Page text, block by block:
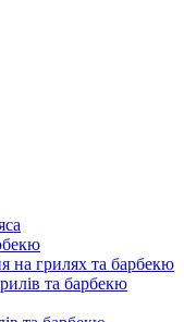
на грилях та барбекю
та барбекю